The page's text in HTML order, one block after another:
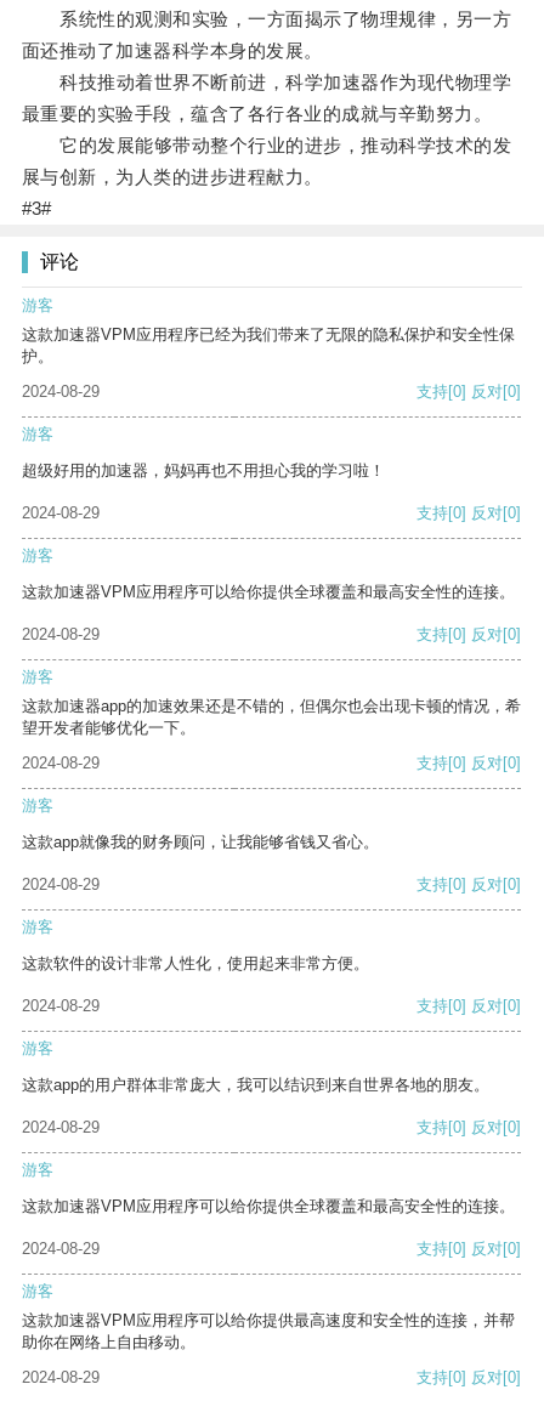
系统性的观测和实验，一方面揭示了物理规律，另一方
面还推动了加速器科学本身的发展。
科技推动着世界不断前进，科学加速器作为现代物理学
最重要的实验手段，蕴含了各行各业的成就与辛勤努力。
它的发展能够带动整个行业的进步，推动科学技术的发
展与创新，为人类的进步进程献力。
#3#
评论
游客
这款加速器VPM应用程序已经为我们带来了无限的隐私保护和安全性保
护。
2024-08-29
支持[0] 反对[0]
游客
超级好用的加速器，妈妈再也不用担心我的学习啦！
2024-08-29 支持[0] 反对[0]
游客
这款加速器VPM应用程序可以给你提供全球覆盖和最高安全性的连接。
2024-08-29 支持[0] 反对[0]
游客
这款加速器app的加速效果还是不错的，但偶尔也会出现卡顿的情况，希
望开发者能够优化一下。
2024-08-29
支持[0] 反对[0]
游客
这款app就像我的财务顾问，让我能够省钱又省心。
2024-08-29 支持[0] 反对[0]
游客
这款软件的设计非常人性化，使用起来非常方便。
2024-08-29 支持[0] 反对[0]
游客
这款app的用户群体非常庞大，我可以结识到来自世界各地的朋友。
2024-08-29 支持[0] 反对[0]
游客
这款加速器VPM应用程序可以给你提供全球覆盖和最高安全性的连接。
2024-08-29 支持[0] 反对[0]
游客
这款加速器VPM应用程序可以给你提供最高速度和安全性的连接，并帮
助你在网络上自由移动。
2024-08-29
支持[0] 反对[0]